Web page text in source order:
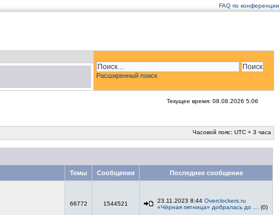
FAQ по конференции
Расширенный поиск
Текущее время: 08.08.2026 5:06
Часовой пояс: UTC + 3 часа
Темы Сообщения Последнее сообщение
66772 1544521 23.11.2023 8:44 Overclockers.ru
«Чёрная пятница» добралась до …
(0)